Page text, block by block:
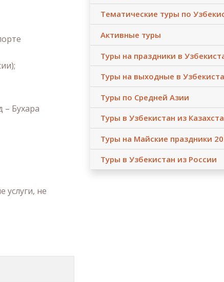
Бухара
услуги, не
Тематические туры по
Активные туры
Туры на праздники в
Туры на выходные в
Туры по Средней Азии
Туры в Узбекистан из
Туры на Майские праздники
Туры в Узбекистан из России